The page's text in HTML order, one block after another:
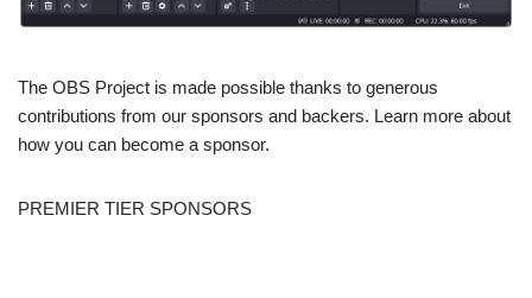
The OBS Project is made possible thanks to generous
contributions from our sponsors and backers. Learn more about
how you can become a sponsor.
PREMIER TIER SPONSORS